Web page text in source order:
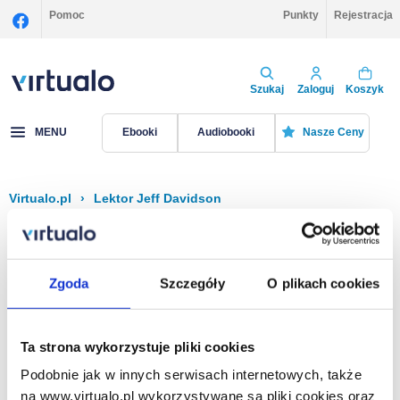
Zgoda Szczegóły O plikach cookies
Ta strona wykorzystuje pliki cookies
Podobnie jak w innych serwisach internetowych, także
na www.virtualo.pl wykorzystywane są pliki cookies oraz
Pomoc Punkty Rejestracja
Szukaj Zaloguj Koszyk
MENU Ebooki Audiobooki Nasze Ceny
Virtualo.pl › Lektor Jeff Davidson
Filtruj Sortuj
Na stronie